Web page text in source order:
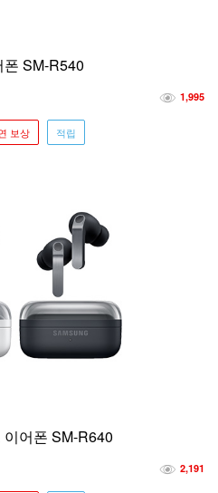
SM-R540
1,995
보상 적립
어폰 SM-R640
2,191